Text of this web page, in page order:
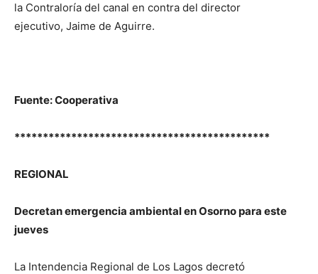
la Contraloría del canal en contra del director
ejecutivo, Jaime de Aguirre.
Fuente: Cooperativa
*********************************************
REGIONAL
Decretan emergencia ambiental en Osorno para este
jueves
La Intendencia Regional de Los Lagos decretó